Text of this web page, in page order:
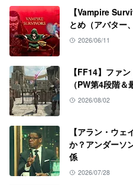
【Vampire
とめ（アバター
2026/06/11
【FF14】ファ
（PW第4段階＆
2026/08/02
【アラン・ウ
か？アンダーソ
係
2026/07/28